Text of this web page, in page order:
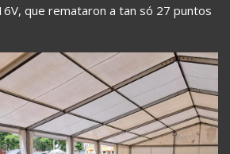
que remataron a tan só 27 puntos